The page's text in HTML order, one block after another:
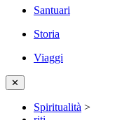
Santuari
Storia
Viaggi
✕
Spiritualità >